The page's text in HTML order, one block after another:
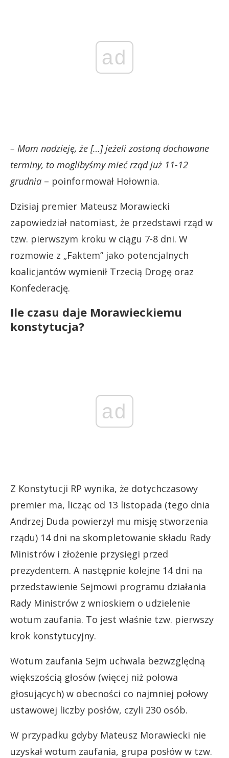
ad
– Mam nadzieję, że […] jeżeli zostaną dochowane
terminy, to moglibyśmy mieć rząd już 11-12
grudnia – poinformował Hołownia.
Dzisiaj premier Mateusz Morawiecki
zapowiedział natomiast, że przedstawi rząd w
tzw. pierwszym kroku w ciągu 7-8 dni. W
rozmowie z „Faktem” jako potencjalnych
koalicjantów wymienił Trzecią Drogę oraz
Konfederację.
Ile czasu daje Morawieckiemu
konstytucja?
ad
Z Konstytucji RP wynika, że dotychczasowy
premier ma, licząc od 13 listopada (tego dnia
Andrzej Duda powierzył mu misję stworzenia
rządu) 14 dni na skompletowanie składu Rady
Ministrów i złożenie przysięgi przed
prezydentem. A następnie kolejne 14 dni na
przedstawienie Sejmowi programu działania
Rady Ministrów z wnioskiem o udzielenie
wotum zaufania. To jest właśnie tzw. pierwszy
krok konstytucyjny.
Wotum zaufania Sejm uchwala bezwzględną
większością głosów (więcej niż połowa
głosujących) w obecności co najmniej połowy
ustawowej liczby posłów, czyli 230 osób.
W przypadku gdyby Mateusz Morawiecki nie
uzyskał wotum zaufania, grupa posłów w tzw.